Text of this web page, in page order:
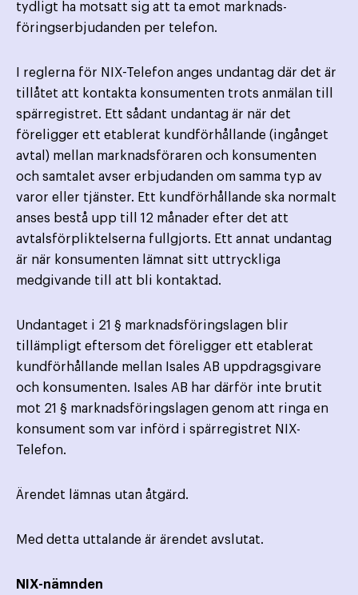
tydligt ha motsatt sig att ta emot marknads­
föringserbjudanden per telefon.
I reglerna för NIX-Telefon anges undantag där det är
tillåtet att kontakta konsumenten trots anmälan till
spärregistret. Ett sådant undantag är när det
föreligger ett etablerat kundförhållande (ingånget
avtal) mellan marknads­föraren och konsumenten
och samtalet avser erbjudanden om samma typ av
varor eller tjänster. Ett kund­förhållande ska normalt
anses bestå upp till 12 månader efter det att
avtalsförpliktelserna fullgjorts. Ett annat undantag
är när konsumenten lämnat sitt uttryckliga
medgivande till att bli kontaktad.
Undantaget i 21 § marknadsföringslagen blir
tillämpligt eftersom det föreligger ett etablerat
kundförhållande mellan Isales AB uppdragsgivare
och konsumenten. Isales AB har därför inte brutit
mot 21 § marknadsföringslagen genom att ringa en
konsument som var införd i spärregistret NIX-
Telefon.
Ärendet lämnas utan åtgärd.
Med detta uttalande är ärendet avslutat.
NIX-nämnden